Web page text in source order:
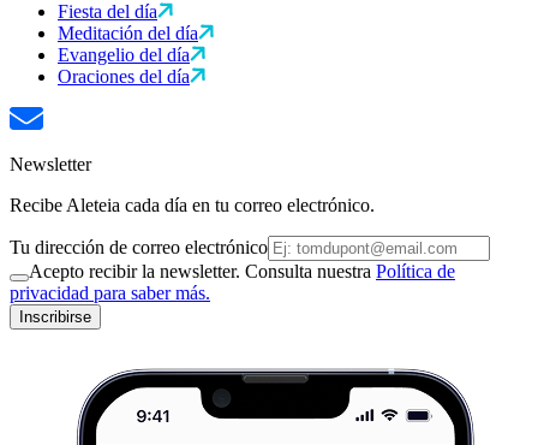
Fiesta del día
Meditación del día
Evangelio del día
Oraciones del día
Newsletter
Recibe Aleteia cada día en tu correo electrónico.
Tu dirección de correo electrónico
Acepto recibir la newsletter. Consulta nuestra Política de
privacidad para saber más.
Inscribirse